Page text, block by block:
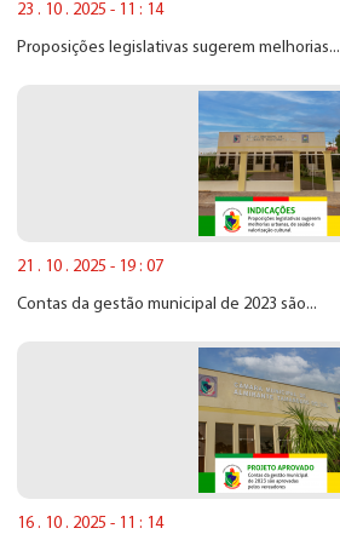
23 . 10 . 2025 - 11 : 14
Proposições legislativas sugerem melhorias...
21 . 10 . 2025 - 19 : 07
Contas da gestão municipal de 2023 são...
16 . 10 . 2025 - 11 : 14